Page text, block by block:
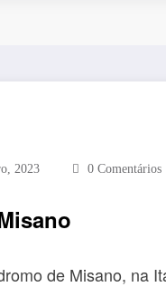
2023 0 Comentários
de Misano, na